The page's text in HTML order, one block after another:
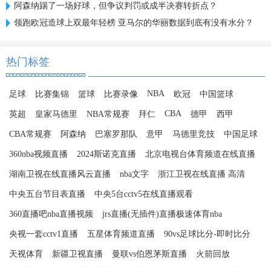
阿森纳踢了一场好球，但争议判罚或成半决赛转折点？
领跑欧冠造球上双最年轻榜 亚马尔的华丽数据到底有没有水分？
热门标签
足球 比赛集锦 篮球 比赛录像 NBA 欧冠 中国篮球
英超 皇家马德里 NBA常规赛 拜仁 CBA 德甲 西甲
CBA常规赛 阿森纳 巴塞罗那队 意甲 马德里竞技 中国足球
360nba视频直播 2024斯诺克直播 北京电视台体育频道在线直播
湖南卫视在线直播风云直播 nba文字 浙江卫视在线直播 高清
中央五台节目表直播 中央5台cctv5在线直播观看
360直播吧nba直播视频 jrs直播(无插件)直播极速体育nba
央视一套cctv1直播 五星体育频道直播 90vs足球比分-即时比分
天视体育 新疆卫视直播 曼联vs伯恩茅斯直播 火箭回放